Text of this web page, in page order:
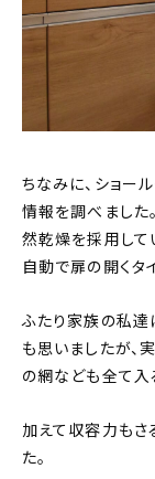
ちなみに、ショー
情報を調べました
然乾燥を採用して
自動で扉の開くタ
ふたり家族の私達
も思いましたが、
の網なども全て入
加えて収容力もさ
た。